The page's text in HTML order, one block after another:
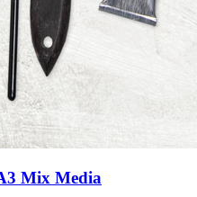
Mix Media